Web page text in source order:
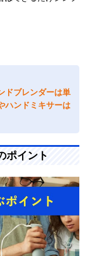
ドブレンダーは単
ハンドミキサーは
ポイント